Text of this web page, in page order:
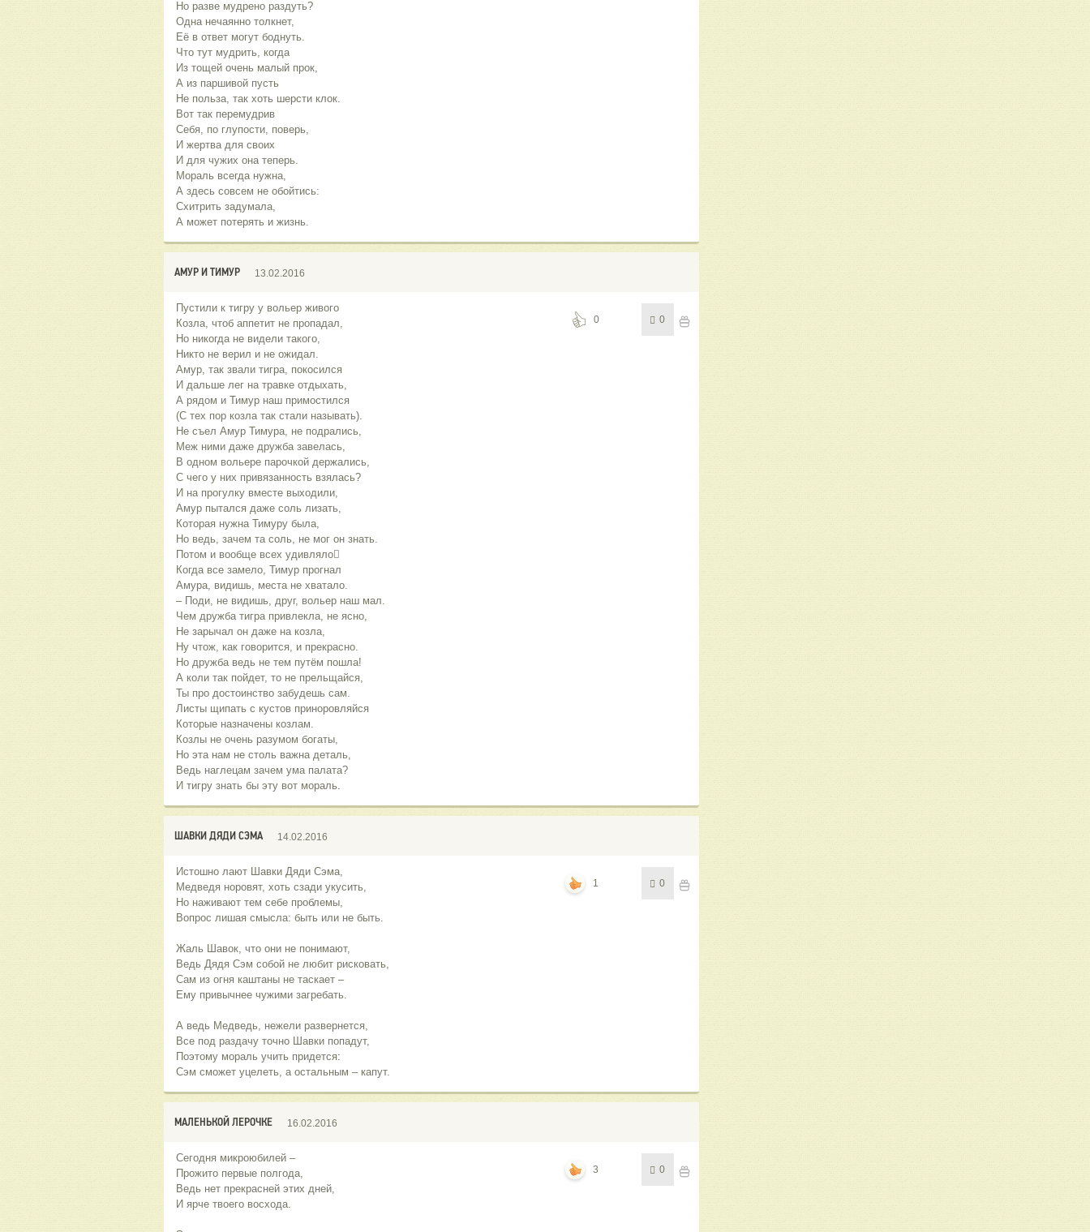
Но разве мудрено раздуть?
Одна нечаянно толкнет,
Её в ответ могут боднуть.
Что тут мудрить, когда
Из тощей очень малый прок,
А из паршивой пусть
Не польза, так хоть шерсти клок.
Вот так перемудрив
Себя, по глупости, поверь,
И жертва для своих
И для чужих она теперь.
Мораль всегда нужна,
А здесь совсем не обойтись:
Схитрить задумала,
А может потерять и жизнь.
АМУР И ТИМУР 13.02.2016
Пустили к тигру у вольер живого
Козла, чтоб аппетит не пропадал,
Но никогда не видели такого,
Никто не верил и не ожидал.
Амур, так звали тигра, покосился
И дальше лег на травке отдыхать,
А рядом и Тимур наш примостился
(С тех пор козла так стали называть).
Не съел Амур Тимура, не подрались,
Меж ними даже дружба завелась,
В одном вольере парочкой держались,
С чего у них привязанность взялась?
И на прогулку вместе выходили,
Амур пытался даже соль лизать,
Которая нужна Тимуру была,
Но ведь, зачем та соль, не мог он знать.
Потом и вообще всех удивляло
Когда все замело, Тимур прогнал
Амура, видишь, места не хватало.
‒ Поди, не видишь, друг, вольер наш мал.
Чем дружба тигра привлекла, не ясно,
Не зарычал он даже на козла,
Ну чтож, как говорится, и прекрасно.
Но дружба ведь не тем путём пошла!
А коли так пойдет, то не прельщайся,
Ты про достоинство забудешь сам.
Листы щипать с кустов приноровляйся
Которые назначены козлам.
Козлы не очень разумом богаты,
Но эта нам не столь важна деталь,
Ведь наглецам зачем ума палата?
И тигру знать бы эту вот мораль.
0 0
ШАВКИ ДЯДИ СЭМА 14.02.2016
Истошно лают Шавки Дяди Сэма,
Медведя норовят, хоть сзади укусить,
Но наживают тем себе проблемы,
Вопрос лишая смысла: быть или не быть.
Жаль Шавок, что они не понимают,
Ведь Дядя Сэм собой не любит рисковать,
Сам из огня каштаны не таскает –
Ему привычнее чужими загребать.
А ведь Медведь, нежели развернется,
Все под раздачу точно Шавки попадут,
Поэтому мораль учить придется:
Сэм сможет уцелеть, а остальным – капут.
1 0
МАЛЕНЬКОЙ ЛЕРОЧКЕ 16.02.2016
Сегодня микроюбилей –
Прожито первые полгода,
Ведь нет прекрасней этих дней,
И ярче твоего восхода.
3 0